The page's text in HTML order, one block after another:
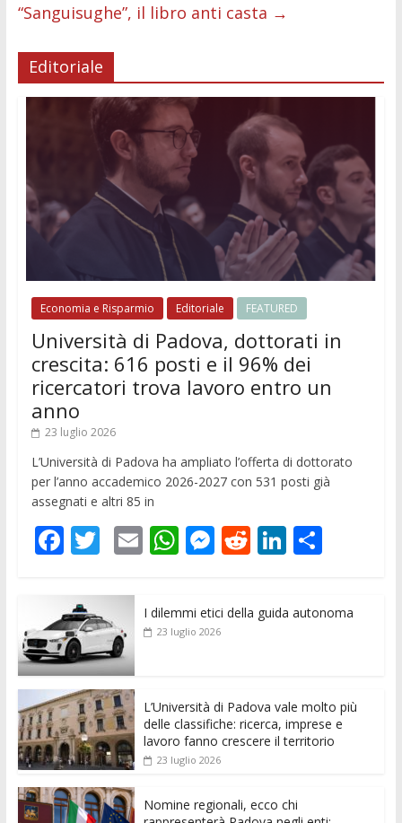
“Sanguisughe”, il libro anti casta →
Editoriale
Economia e Risparmio Editoriale FEATURED
Università di Padova, dottorati in
crescita: 616 posti e il 96% dei
ricercatori trova lavoro entro un
anno
23 luglio 2026
L’Università di Padova ha ampliato l’offerta di dottorato
per l’anno accademico 2026-2027 con 531 posti già
assegnati e altri 85 in
F
e
b
o
o
k
T
itt
er
E
ai
l
W
s
p
M
ss
e
er
R
di
Li
e
C
di
I dilemmi etici della guida autonoma
23 luglio 2026
L’Università di Padova vale molto più
delle classifiche: ricerca, imprese e
lavoro fanno crescere il territorio
23 luglio 2026
Nomine regionali, ecco chi